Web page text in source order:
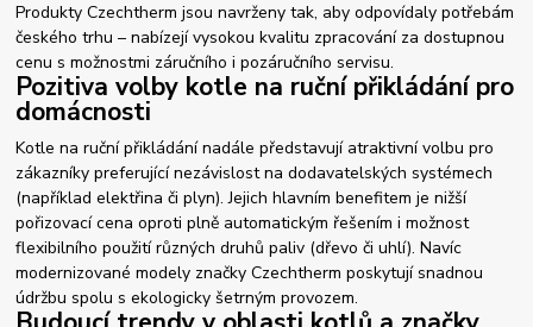
Produkty Czechtherm jsou navrženy tak, aby odpovídaly potřebám
českého trhu – nabízejí vysokou kvalitu zpracování za dostupnou
cenu s možnostmi záručního i pozáručního servisu.
Pozitiva volby kotle na ruční přikládání pro
domácnosti
Kotle na ruční přikládání nadále představují atraktivní volbu pro
zákazníky preferující nezávislost na dodavatelských systémech
(například elektřina či plyn). Jejich hlavním benefitem je nižší
pořizovací cena oproti plně automatickým řešením i možnost
flexibilního použití různých druhů paliv (dřevo či uhlí). Navíc
modernizované modely značky Czechtherm poskytují snadnou
údržbu spolu s ekologicky šetrným provozem.